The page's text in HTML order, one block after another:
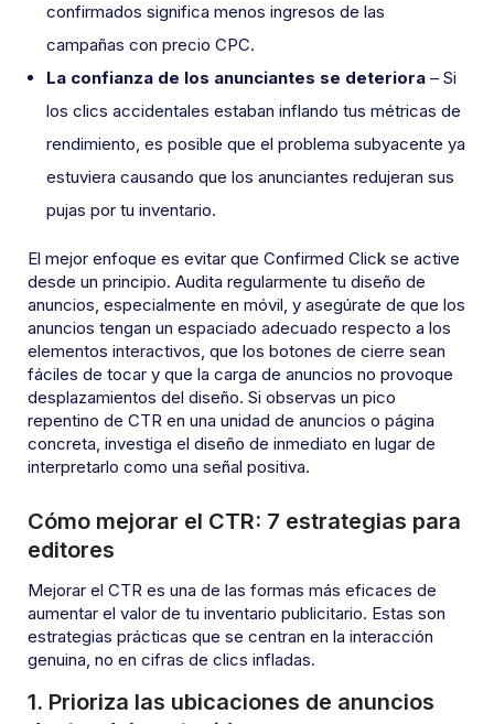
confirmados significa menos ingresos de las
campañas con precio CPC.
La confianza de los anunciantes se deteriora – Si
los clics accidentales estaban inflando tus métricas de
rendimiento, es posible que el problema subyacente ya
estuviera causando que los anunciantes redujeran sus
pujas por tu inventario.
El mejor enfoque es evitar que Confirmed Click se active
desde un principio. Audita regularmente tu diseño de
anuncios, especialmente en móvil, y asegúrate de que los
anuncios tengan un espaciado adecuado respecto a los
elementos interactivos, que los botones de cierre sean
fáciles de tocar y que la carga de anuncios no provoque
desplazamientos del diseño. Si observas un pico
repentino de CTR en una unidad de anuncios o página
concreta, investiga el diseño de inmediato en lugar de
interpretarlo como una señal positiva.
Cómo mejorar el CTR: 7 estrategias para
editores
Mejorar el CTR es una de las formas más eficaces de
aumentar el valor de tu inventario publicitario. Estas son
estrategias prácticas que se centran en la interacción
genuina, no en cifras de clics infladas.
1. Prioriza las ubicaciones de anuncios